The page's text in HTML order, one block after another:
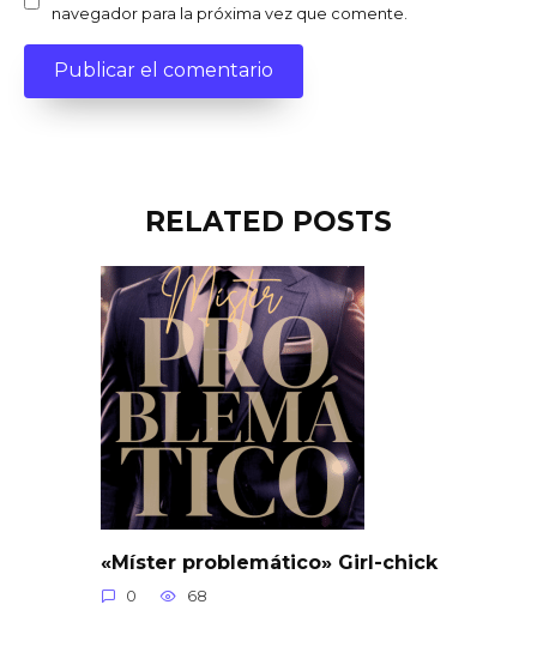
navegador para la próxima vez que comente.
RELATED POSTS
«Míster problemático» Girl-chick
0 68